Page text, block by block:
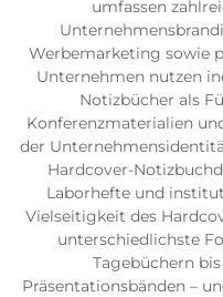
umfassen
Werbemarketing sowie
Unternehmen nutzen
Notizbücher als
Konferenzmaterialien
der
Hardcover-
Laborhefte und
Vielseitigkeit des
unterschiedlichste
Tagebüchern
Präsentationsbänden –